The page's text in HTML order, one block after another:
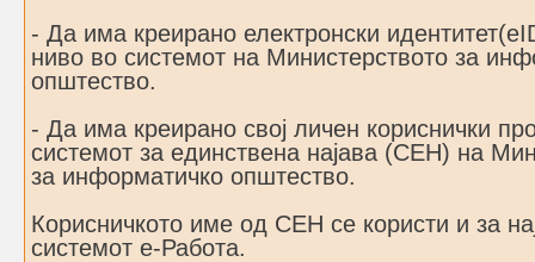
- Да има креирано електронски
ниво во системот на Министерството за
општество.
- Да има креирано свој личен кориснички
системот за единствена најава (СЕН) на
за информатичко општество.
Корисничкото име од СЕН се користи и за
системот е-Работа.